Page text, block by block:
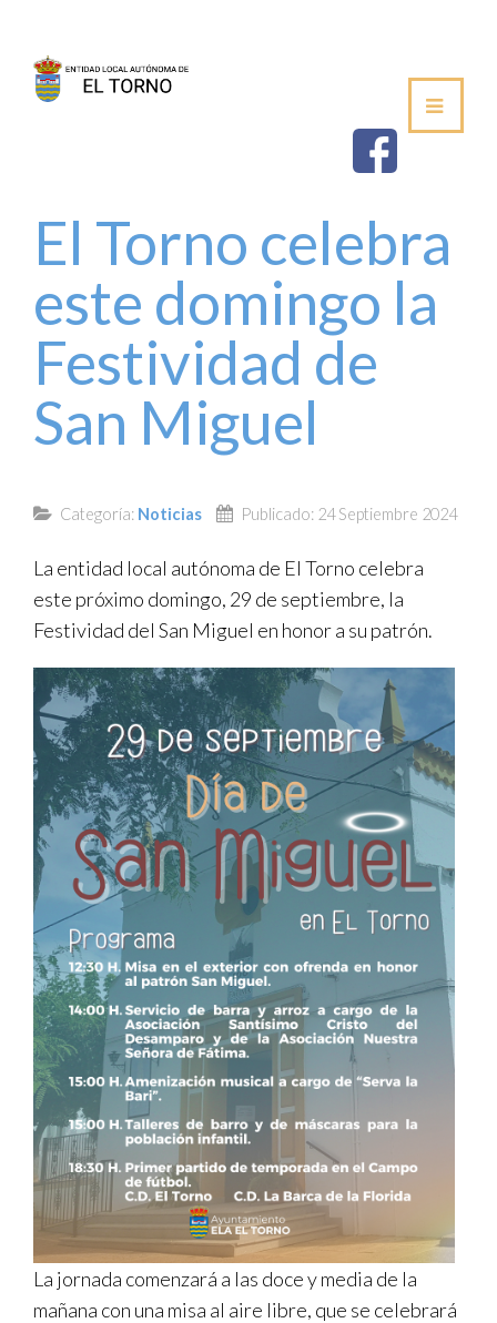
SALUDA DEL ALCALDE
CORPORACIÓN MUNICIPAL
VOCALÍAS / DELEGACIONES
PLENOS DE LA JUNTA VECINAL
TRANSPARENCIA
El Torno celebra
este domingo la
Festividad de
San Miguel
Categoría: Noticias Publicado: 24 Septiembre 2024
La entidad local autónoma de El Torno celebra
este próximo domingo, 29 de septiembre, la
Festividad del San Miguel en honor a su patrón.
La jornada comenzará a las doce y media de la
mañana con una misa al aire libre, que se celebrará